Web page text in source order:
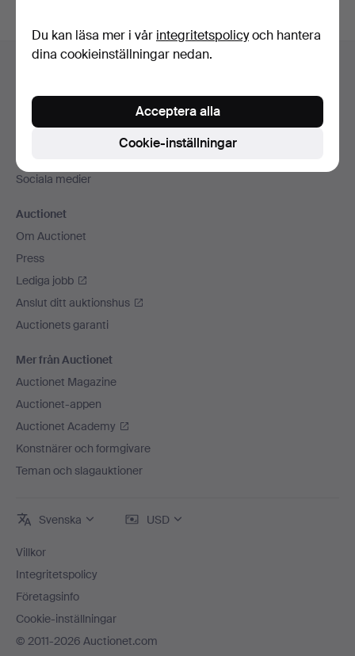
Sidfotsnavigation
Sociala medier
Auctionet
Om Auctionet
Press
Lediga jobb
Anslut ditt auktionshus
Auctionets garanti
Mer från Auctionet
Auctionet Magazine
Auctionet-appen
Auctionet Academy
Konstnärer och formgivare
Teman och slagauktioner
Svenska USD
Villkor
Integritetspolicy
Företagsinfo
Cookie-inställningar
© 2011-2026 Auctionet.com
Du kan läsa mer i vår integritetspolicyoch hantera
dina cookieinställningar nedan.
Cookie-inställningar
Acceptera alla